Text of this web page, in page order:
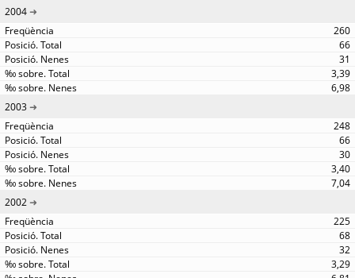
2004
260
66
31
3,39
6,98
2003
248
66
30
3,40
7,04
2002
225
68
32
3,29